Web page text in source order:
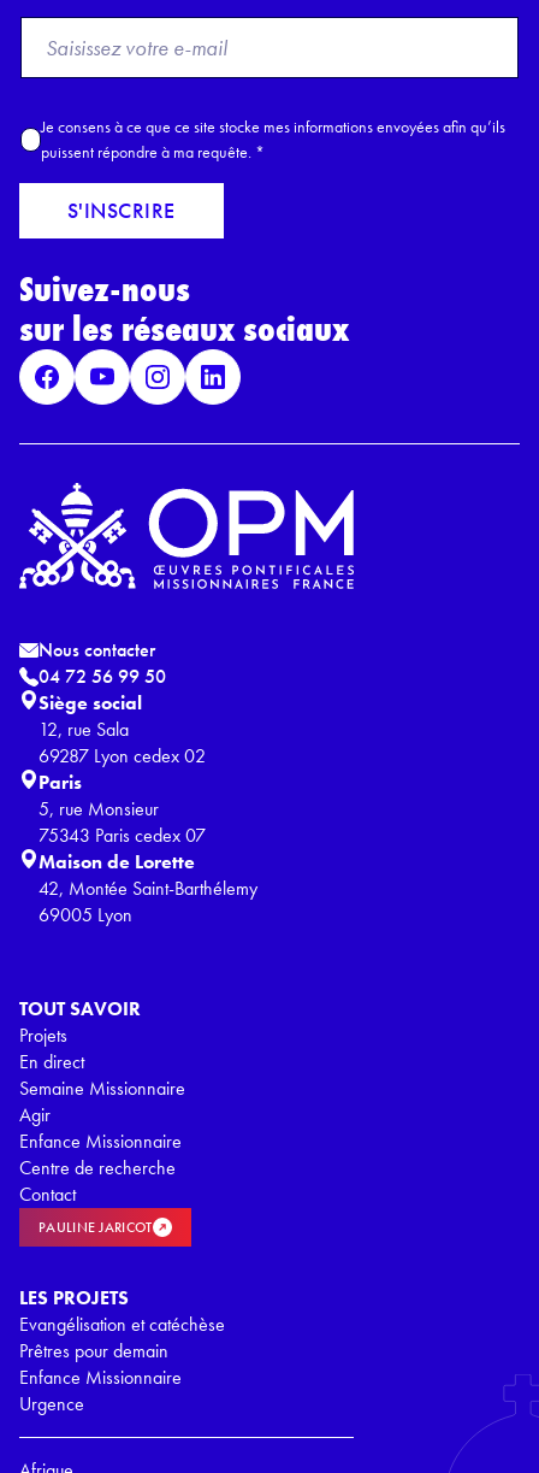
o
E
a
l
A
c
c
r
R
P
D
*
Je consens à ce que ce site stocke mes informations envoyées afin qu’ils
puissent répondre à ma requête. *
S'INSCRIRE
Suivez-nous
sur les réseaux sociaux
TOUT SAVOIR
Projets
En direct
Semaine Missionnaire
Agir
Enfance Missionnaire
Centre de recherche
Contact
PAULINE JARICOT
LES PROJETS
Evangélisation et catéchèse
Prêtres pour demain
Enfance Missionnaire
Urgence
Nous contacter
04 72 56 99 50
Siège social
12, rue Sala
69287 Lyon cedex 02
Paris
5, rue Monsieur
75343 Paris cedex 07
Maison de Lorette
42, Montée Saint-Barthélemy
69005 Lyon